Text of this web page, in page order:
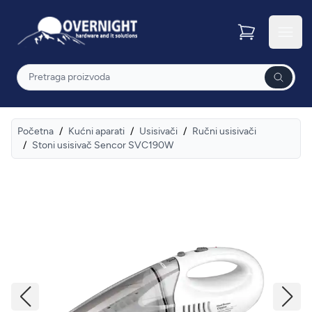
Overnight
Pretraga
Početna / Kućni aparati / Usisivači / Ručni usisivači
/ Stoni usisivač Sencor SVC190W